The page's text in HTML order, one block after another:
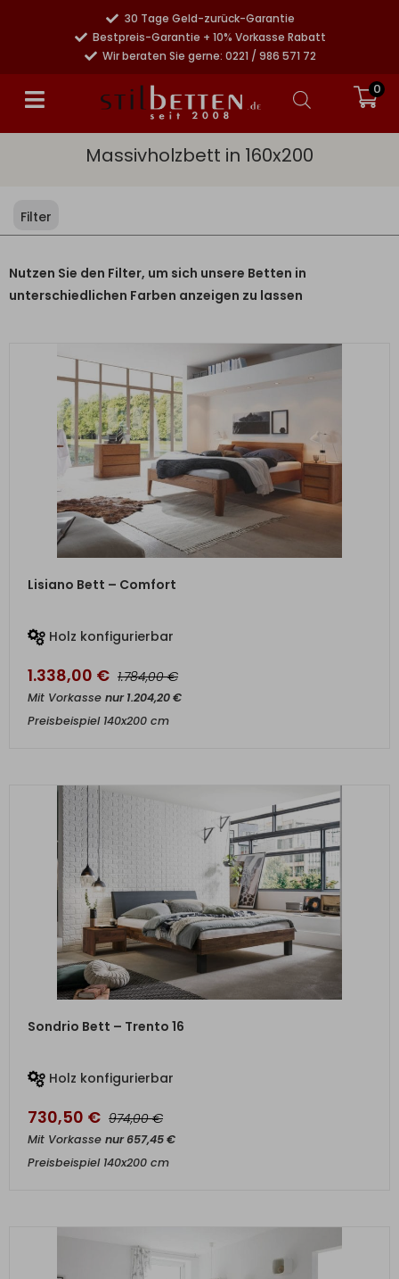
30 Tage Geld-zurück-Garantie
Bestpreis-Garantie + 10% Vorkasse Rabatt
Wir beraten Sie gerne: 0221 / 986 571 72
0
Massivholzbett in 160x200
Filter
Nutzen Sie den Filter, um sich unsere Betten in
unterschiedlichen Farben anzeigen zu lassen
ZUM PRODUKT
Lisiano Bett – Comfort
Holz konfigurierbar
1.338,00 € 1.784,00€
Mit Vorkasse nur1.204,20€
Preisbeispiel 140x200 cm
Sondrio Bett – Trento 16
Holz konfigurierbar
730,50 € 974,00€
Mit Vorkasse nur657,45€
Preisbeispiel 140x200 cm